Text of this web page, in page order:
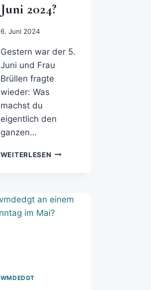
Juni 2024?
6. Juni 2024
Gestern war der 5.
Juni und Frau
Brüllen fragte
wieder: Was
machst du
eigentlich den
ganzen…
WEITERLESEN
WMDEDGT